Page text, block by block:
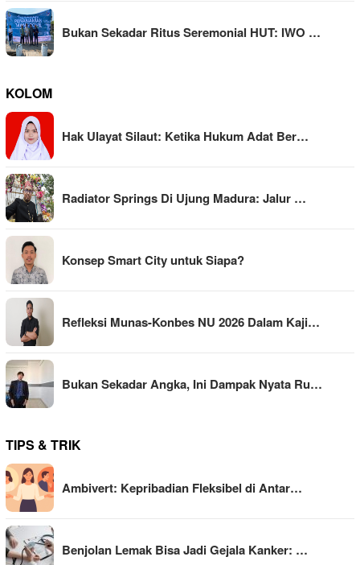
Bukan Sekadar Ritus Seremonial HUT: IWO …
KOLOM
Hak Ulayat Silaut: Ketika Hukum Adat Ber…
Radiator Springs Di Ujung Madura: Jalur …
Konsep Smart City untuk Siapa?
Refleksi Munas-Konbes NU 2026 Dalam Kaji…
Bukan Sekadar Angka, Ini Dampak Nyata Ru…
TIPS & TRIK
Ambivert: Kepribadian Fleksibel di Antar…
Benjolan Lemak Bisa Jadi Gejala Kanker: …